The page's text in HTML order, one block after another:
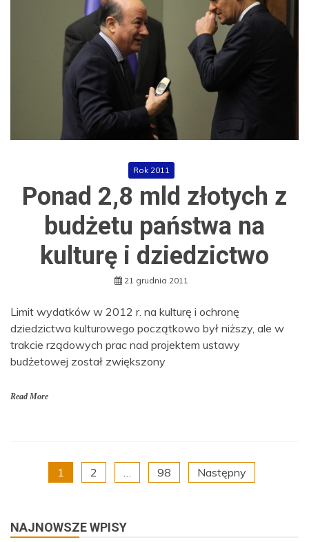
Rok 2011
Ponad 2,8 mld złotych z
budżetu państwa na
kulturę i dziedzictwo
21 grudnia 2011
Limit wydatków w 2012 r. na kulturę i ochronę
dziedzictwa kulturowego początkowo był niższy, ale w
trakcie rządowych prac nad projektem ustawy
budżetowej został zwiększony
Read More
Nawigacja
1 2 98 Następny
NAJNOWSZE WPISY